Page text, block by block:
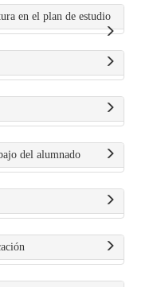
en el plan de estudio
del alumnado